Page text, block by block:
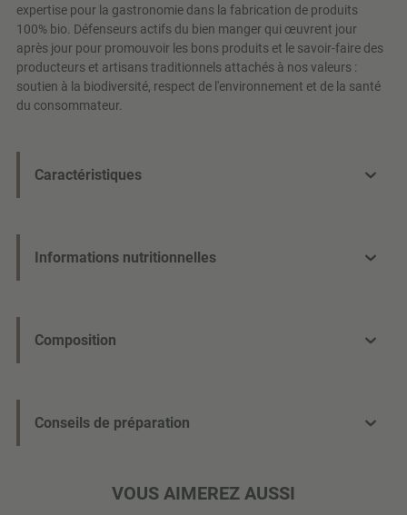
expertise pour la gastronomie dans la fabrication de produits
100% bio. Défenseurs actifs du bien manger qui œuvrent jour
après jour pour promouvoir les bons produits et le savoir-faire des
producteurs et artisans traditionnels attachés à nos valeurs :
soutien à la biodiversité, respect de l'environnement et de la santé
du consommateur.
Caractéristiques
Informations nutritionnelles
Composition
Conseils de préparation
VOUS AIMEREZ AUSSI